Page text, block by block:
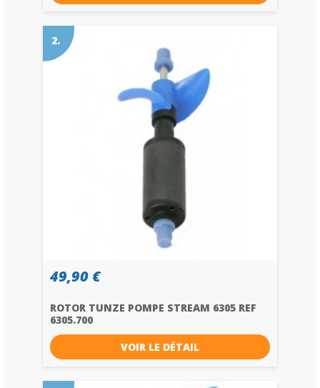
2.
49,90 €
ROTOR TUNZE POMPE STREAM 6305 REF
6305.700
VOIR LE DÉTAIL